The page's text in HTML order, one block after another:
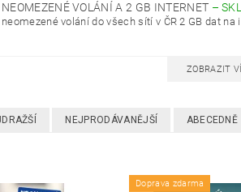
NEOMEZENÉ VOLÁNÍ A 2 GB INTERNET –
neomezené volání do všech sítí v ČR 2 GB dat na
ZOBRAZIT
NEJPRODÁVANĚJŠÍ ABECEDNĚ
Doprava zdarma